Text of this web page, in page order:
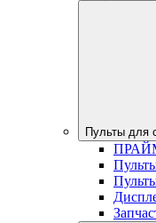
Пульты для